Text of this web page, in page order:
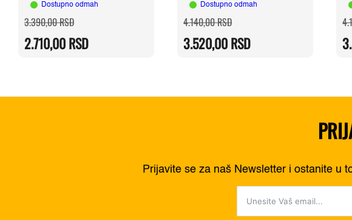
Dostupno odmah
3.390,00RSDOriginalna
cena
bila:
3.390,00 RSD.
2.710,00RSD
Trenutna
cena
2.710,00 RSD.
Dostupno odmah
4.140,00RSDOriginalna
cena
bila:
4.140,00 RSD.
3.520,00RSD
Trenutna
cena
3.520,00 RSD.
Prijavite se za naš Newsletter i ostanite u